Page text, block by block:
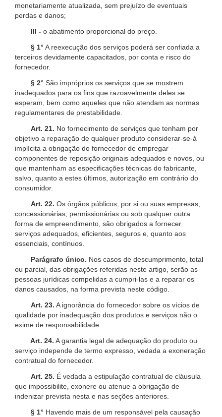
monetariamente atualizada, sem prejuízo de eventuais
perdas e danos;
III - o abatimento proporcional do preço.
§ 1° A reexecução dos serviços poderá ser confiada a
terceiros devidamente capacitados, por conta e risco do
fornecedor.
§ 2° São impróprios os serviços que se mostrem
inadequados para os fins que razoavelmente deles se
esperam, bem como aqueles que não atendam as normas
regulamentares de prestabilidade.
Art. 21. No fornecimento de serviços que tenham por
objetivo a reparação de qualquer produto considerar-se-á
implícita a obrigação do fornecedor de empregar
componentes de reposição originais adequados e novos, ou
que mantenham as especificações técnicas do fabricante,
salvo, quanto a estes últimos, autorização em contrário do
consumidor.
Art. 22. Os órgãos públicos, por si ou suas empresas,
concessionárias, permissionárias ou sob qualquer outra
forma de empreendimento, são obrigados a fornecer
serviços adequados, eficientes, seguros e, quanto aos
essenciais, contínuos.
Parágrafo único. Nos casos de descumprimento, total
ou parcial, das obrigações referidas neste artigo, serão as
pessoas jurídicas compelidas a cumpri-las e a reparar os
danos causados, na forma prevista neste código.
Art. 23. A ignorância do fornecedor sobre os vícios de
qualidade por inadequação dos produtos e serviços não o
exime de responsabilidade.
Art. 24. A garantia legal de adequação do produto ou
serviço independe de termo expresso, vedada a exoneração
contratual do fornecedor.
Art. 25. É vedada a estipulação contratual de cláusula
que impossibilite, exonere ou atenue a obrigação de
indenizar prevista nesta e nas seções anteriores.
§ 1° Havendo mais de um responsável pela causação